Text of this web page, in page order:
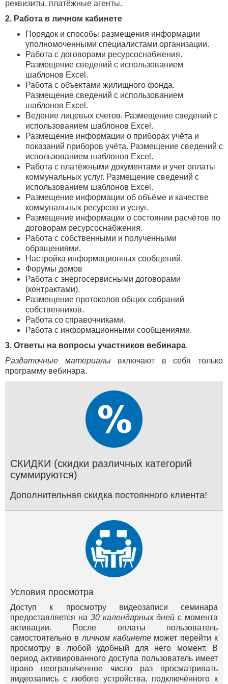
реквизиты, платёжные агенты.
2. Работа в личном кабинете
Порядок и способы размещения информации
уполномоченными специалистами организации.
Работа с договорами ресурсоснабжения.
Размещение сведений с использованием
шаблонов Excel.
Работа с объектами жилищного фонда.
Размещение сведений с использованием
шаблонов Excel.
Ведение лицевых счетов. Размещение сведений с
использованием шаблонов Excel.
Размещение информации о приборах учёта и
показаний приборов учёта. Размещение сведений с
использованием шаблонов Excel.
Работа с платёжными документами и учет оплаты
коммунальных услуг. Размещение сведений с
использованием шаблонов Excel.
Размещение информации об объёме и качестве
коммунальных ресурсов и услуг.
Размещение информации о состоянии расчётов по
договорам ресурсоснабжения.
Работа с собственными и полученными
обращениями.
Настройка информационных сообщений.
Форумы домов
Работа с энергосервисными договорами
(контрактами).
Размещение протоколов общих собраний
собственников.
Работа со справочниками.
Работа с информационными сообщениями.
3. Ответы на вопросы участников вебинара.
Раздаточные материалывключают в себя только
программу вебинара.
СКИДКИ (скидки различных категорий
суммируются)
Дополнительная скидка постоянного клиента!
Условия просмотра
Доступ к просмотру видеозаписи семинара
предоставляется на 30 календарных дней с момента
активации. После оплаты пользователь
самостоятельно вличном кабинете может перейти к
просмотру в любой удобный для него момент. В
период активированного доступа пользователь имеет
право неограниченное число раз просматривать
видеозапись с любого устройства, подключённого к